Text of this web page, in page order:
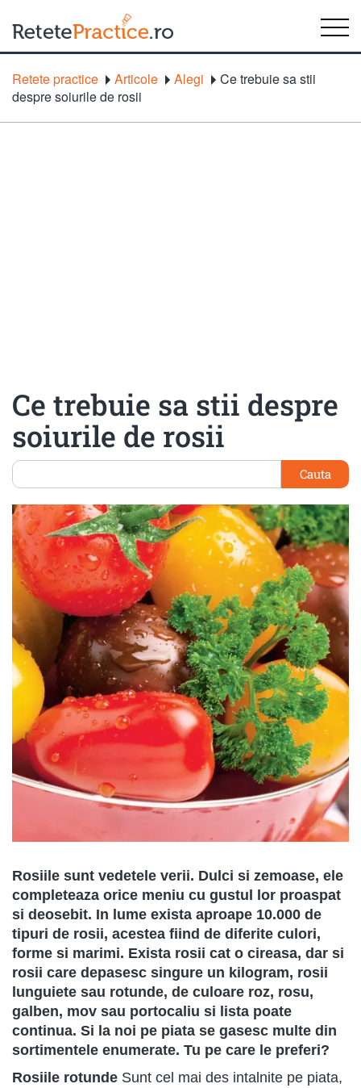
Retete practice Articole Alegi
Ce trebuie sa stii
despre soiurile de rosii
Ce trebuie sa stii despre
soiurile de rosii
Cauta
Rosiile sunt vedetele verii. Dulci si zemoase, ele
completeaza orice meniu cu gustul lor proaspat
si deosebit. In lume exista aproape 10.000 de
tipuri de rosii, acestea fiind de diferite culori,
forme si marimi. Exista rosii cat o cireasa, dar si
rosii care depasesc singure un kilogram, rosii
lunguiete sau rotunde, de culoare roz, rosu,
galben, mov sau portocaliu si lista poate
continua. Si la noi pe piata se gasesc multe din
sortimentele enumerate. Tu pe care le preferi?
Rosiile rotunde Sunt cel mai des intalnite pe piata,